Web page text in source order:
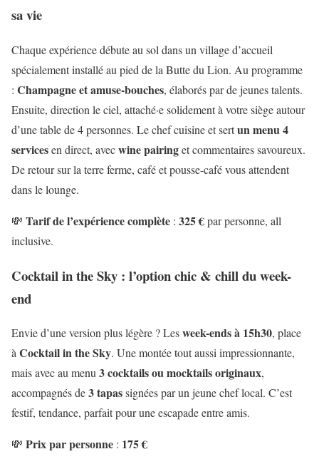
sa vie
Chaque expérience débute au sol dans un village d’accueil
spécialement installé au pied de la Butte du Lion. Au programme
: Champagne et amuse-bouches, élaborés par de jeunes talents.
Ensuite, direction le ciel, attaché·e solidement à votre siège autour
d’une table de 4 personnes. Le chef cuisine et sertun menu 4
servicesen direct, avecwine pairinget commentaires savoureux.
De retour sur la terre ferme, café et pousse-café vous attendent
dans le lounge.
💸 Tarif de l’expérience complète : 325 €par personne, all
inclusive.
Cocktail in the Sky : l’option chic & chill du week-
end
Envie d’une version plus légère ? Lesweek-ends à 15h30, place
àCocktail in the Sky. Une montée tout aussi impressionnante,
mais avec au menu3 cocktails ou mocktails originaux,
accompagnés de3 tapassignées par un jeune chef local. C’est
festif, tendance, parfait pour une escapade entre amis.
💸 Prix par personne : 175 €